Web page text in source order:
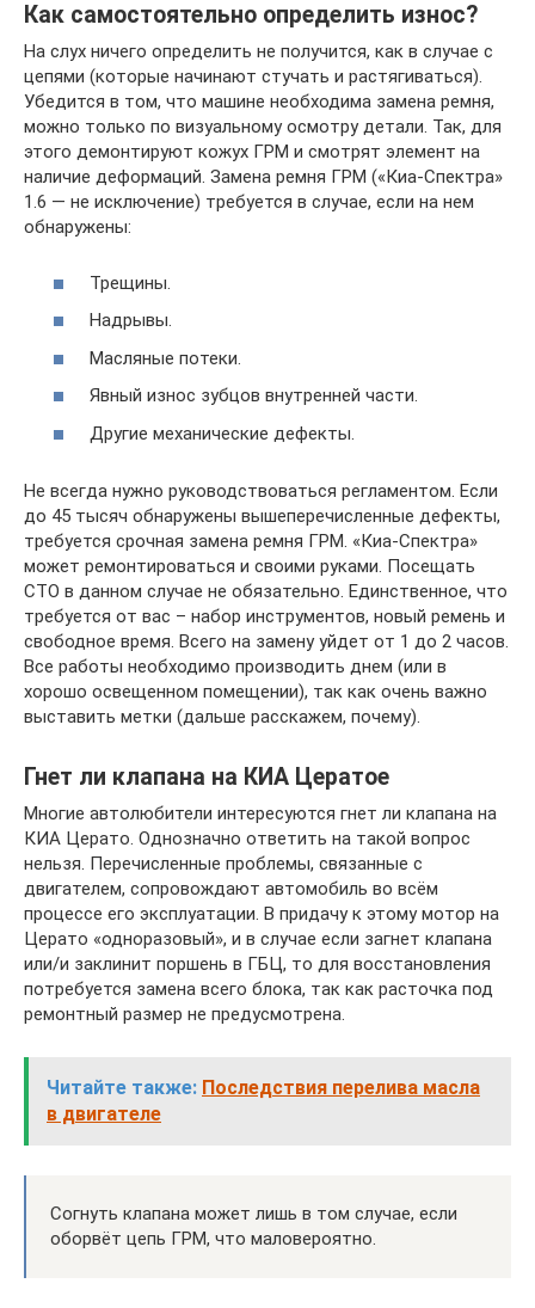
Как самостоятельно определить износ?
На слух ничего определить не получится, как в случае с
цепями (которые начинают стучать и растягиваться).
Убедится в том, что машине необходима замена ремня,
можно только по визуальному осмотру детали. Так, для
этого демонтируют кожух ГРМ и смотрят элемент на
наличие деформаций. Замена ремня ГРМ («Киа-Спектра»
1.6 — не исключение) требуется в случае, если на нем
обнаружены:
Трещины.
Надрывы.
Масляные потеки.
Явный износ зубцов внутренней части.
Другие механические дефекты.
Не всегда нужно руководствоваться регламентом. Если
до 45 тысяч обнаружены вышеперечисленные дефекты,
требуется срочная замена ремня ГРМ. «Киа-Спектра»
может ремонтироваться и своими руками. Посещать
СТО в данном случае не обязательно. Единственное, что
требуется от вас – набор инструментов, новый ремень и
свободное время. Всего на замену уйдет от 1 до 2 часов.
Все работы необходимо производить днем (или в
хорошо освещенном помещении), так как очень важно
выставить метки (дальше расскажем, почему).
Гнет ли клапана на КИА Цератое
Многие автолюбители интересуются гнет ли клапана на
КИА Церато. Однозначно ответить на такой вопрос
нельзя. Перечисленные проблемы, связанные с
двигателем, сопровождают автомобиль во всём
процессе его эксплуатации. В придачу к этому мотор на
Церато «одноразовый», и в случае если загнет клапана
или/и заклинит поршень в ГБЦ, то для восстановления
потребуется замена всего блока, так как расточка под
ремонтный размер не предусмотрена.
Читайте также: Последствия перелива масла
в двигателе
Согнуть клапана может лишь в том случае, если
оборвёт цепь ГРМ, что маловероятно.